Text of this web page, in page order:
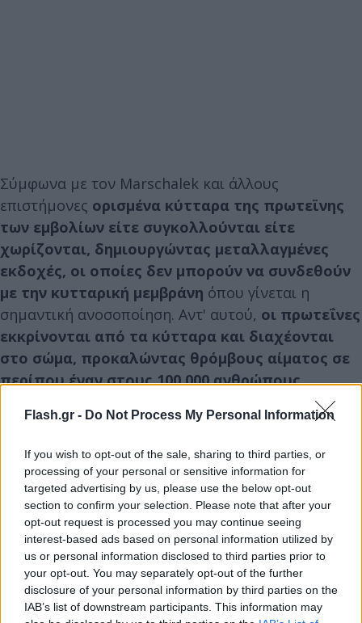
Flash.gr - Do Not Process My Personal Information
If you wish to opt-out of the sale, sharing to third parties, or
processing of your personal or sensitive information for
targeted advertising by us, please use the below opt-out
section to confirm your selection. Please note that after your
opt-out request is processed you may continue seeing
interest-based ads based on personal information utilized by
us or personal information disclosed to third parties prior to
your opt-out. You may separately opt-out of the further
disclosure of your personal information by third parties on the
IAB’s list of downstream participants. This information may
Σύμφωνα με τον Marschalek και άλλους
επιστήμονες ορισμένα κύτταρα της πρωτεϊνης
των εμβολίων είτε συγκολλούνται είτε
χωρίζονται, δημιουργώντας μεταλλαγμένες
εκδοχές, οι οποίες δεν μπορούν να συνδεθούν
με την κυτταρική μεμβράνη όπου γίνεται η
σημαντική ανοσοποίηση. Αντ' αυτού, οι πρωτεΐνες
εκκρίνονται από τα κύτταρα και διαχέονται
στο σώμα, προκαλώντας θρόμβους αίματος σε
περίπου έναν στους 100.000 ανθρώπους,
Ο καθηγητής πιστεύει ότι το πρόβλημα μετα
εμβόλια αυτά μπορεί να λυθεί, εφόσον οι
προγραμματιστές καταφέρουν να
τροποποιήσουν την αλληλουχία της ακίδας
της πρωτεΐνης για να αποτρέψουν τη διάσπασή
της.